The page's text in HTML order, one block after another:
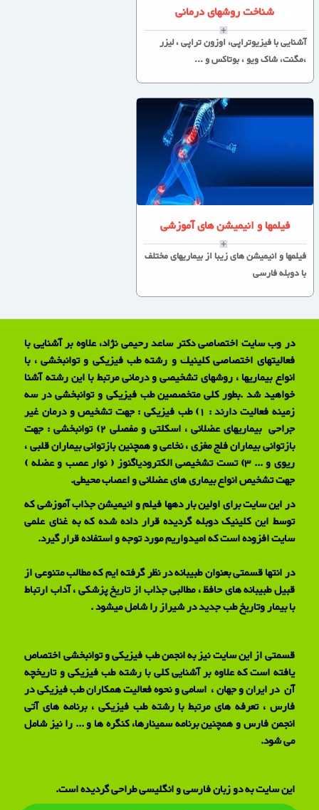
شناخت روشهای درمانی
آشنایی با فیزیوتراپی، اوزون تراپی ، لیزر
،مگنت، شاک ویو ، بوتاکس و ...
فیلمها و انیمیشن های آموزشی
فیلمها و انیمیشن های زیبا از بیماریهای مختلف
با دوبله فارسی
در وب سایت اختصاصی دکتر ساعد رحیمی نژاد، علاوه بر آشنایی با
فعالیتهای اختصاصی كلینیك و رشته طب فیزیكی و توانبخشی ، با
انواع بیماریها ، روشهای تشخیصی و درمانی مرتبط با این رشته آشنا
خواهید شد .بطور کلی متخصصین طب فیزیکی و توانبخشی در سه
زمینه فعالیت دارند : 1) طب فیزیکی : جهت تشخیص و درمان غیر
جراحی بیماریهای عضلانی ، اسکلتی و مفصلی 2) توانبخشی : جهت
بازتوانی بیماران فلج مغزی ، نخاعی و همچنین بازتوانی بیماران قلبی ،
ریوی و ... 3) تست تشخیصی الکترودیاگنوز ( نوار عصب و عضله )
جهت تشخیص انواع بیماری های عضلانی و اعصاب محیطی.
در این سایت برای اولین بار دهها فیلم و انیمیشن جذاب آموزشی که
توسط این کلینیک دوبله گردیده قرار داده شده که به غنای علمی
سایت افزوده است که امیدواریم مورد توجه و استفاده قرار گیرد.
در انتها قسمتی بعنوان طبیبانه در نظر گرفته ایم که مطالب متنوعی از
قبیل طبیبانه های حافظ ، مطالبی جذاب از تاریخ پزشکی ، آداب ارتباط
با بیمار وتاریخ طب جدید در شیراز را شامل میشود .
قسمتی از این سایت نیز به انجمن طب فیزیکی و توانبخشی اختصاص
یافته است که علاوه بر آشنایی کلی با رشته طب فیزیکی و تاریخچه
آن در ایران و جهان ، اسامی و نحوه فعالیت همکاران طب فیزیکی در
فارس ، تعرفه های مرتبط با رشته طب فیزیکی ، برنامه های آتی
انجمن فارس و همچنین برنامه سمینارها، کنگره ها و ... را نیز شامل
می شود.
این سایت به دو زبان فارسی و انگلیسی طراحی گردیده است.